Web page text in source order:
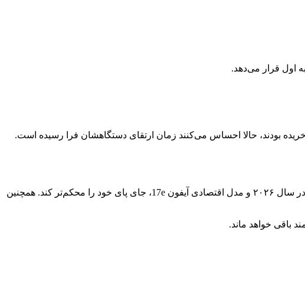
عطف رسیده است. افرادی که در دوران همه‌گیری کرونا (حدود ۳ تا ۴ سال پیش) گوشی خریده بودند، حالا احساس می‌کنند زمان ارتقای دستگاهشان فرا رسیده است.
به نظر نمی‌رسد این صدرنشینی موقتی باشد. کانترپوینت پیش‌بینی می‌کند که اپل با رونمایی از محصولات جدیدی مثل آیفون تاشو در سال ۲۰۲۶ و مدل اقتصادی آیفون 17e، جای پای خود را محکم‌تر کند. همچنین